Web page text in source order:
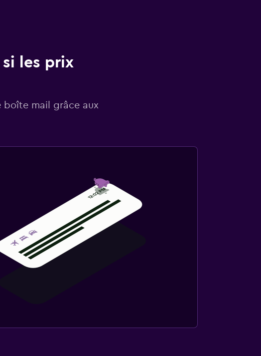
les prix
boîte mail grâce aux